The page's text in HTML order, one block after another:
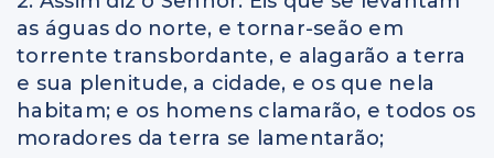
as águas do norte, e tornar-seão em
torrente transbordante, e alagarão a terra
e sua plenitude, a cidade, e os que nela
habitam; e os homens clamarão, e todos os
moradores da terra se lamentarão;